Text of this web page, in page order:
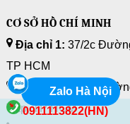
0911113822(HN)
Zalo Hà Nội
CƠ SỞ HỒ CHÍ MINH
Địa chỉ 1: 37/2c
TP HCM
Địa chỉ 2:33/10
Vấp, TP HCM